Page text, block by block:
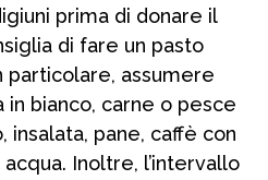
prima di donare il
di fare un pasto
particolare, assumere
bianco, carne o pesce
pane, caffè con
Inoltre, l’intervallo